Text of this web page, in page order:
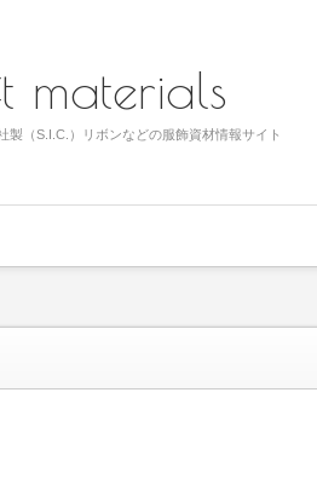
materials
製（S.I.C.）リボンなどの服飾資材情報サイト